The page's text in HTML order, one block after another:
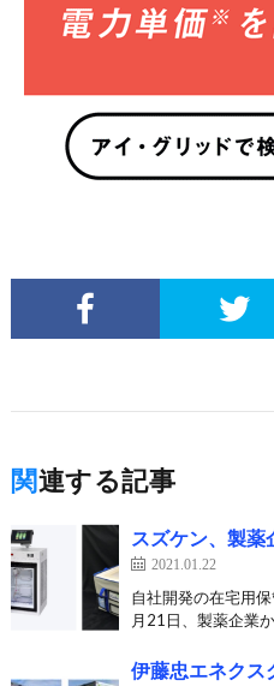
関連する記事
スズケン、製
2021.01.22
自社開発の在宅用
月21日、製薬企業
伊藤忠エネクス